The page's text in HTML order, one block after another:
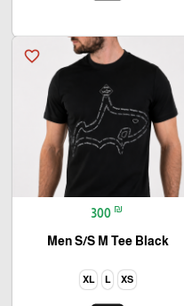
favorite_border
300 ₪
Men S/S M Tee Black
XS
L
XL